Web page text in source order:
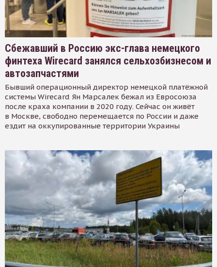
Сбежавший в Россию экс-глава немецкого
финтеха Wirecard занялся сельхозбизнесом и
автозапчастями
Бывший операционный директор немецкой платёжной
системы Wirecard Ян Марсалек бежал из Евросоюза
после краха компании в 2020 году. Сейчас он живёт
в Москве, свободно перемещается по России и даже
ездит на оккупированные территории Украины